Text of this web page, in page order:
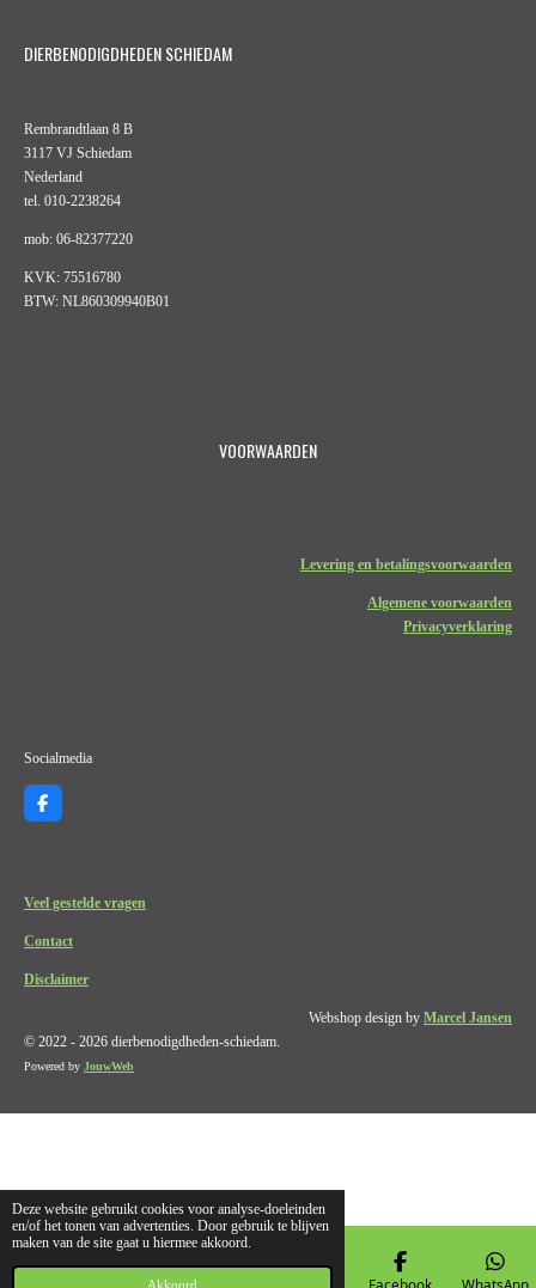
Deze website gebruikt cookies voor analyse-doeleinden
en/of het tonen van advertenties. Door gebruik te blijven
maken van de site gaat u hiermee akkoord.
Akkoord
DIERBENODIGDHEDEN SCHIEDAM
Rembrandtlaan 8 B
3117 VJ Schiedam
Nederland
tel. 010-2238264
mob: 06-82377220
KVK: 75516780
BTW: NL860309940B01
VOORWAARDEN
Levering en betalingsvoorwaarden
Algemene voorwaarden
Privacyverklaring
Socialmedia
F
a
o
o
Veel gestelde vragen
Contact
Disclaimer
Webshop design by Marcel Jansen
© 2022 - 2026 dierbenodigdheden-schiedam.
Powered by JouwWeb